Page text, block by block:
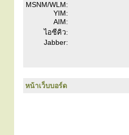
MSNM/WLM:
YIM:
AIM:
ไอซีคิว:
Jabber:
หน้าเว็บบอร์ด